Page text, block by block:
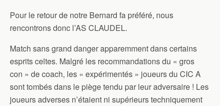
Pour le retour de notre Bernard fa préféré, nous
rencontrons donc l’AS CLAUDEL.
Match sans grand danger apparemment dans certains
esprits celtes. Malgré les recommandations du « gros
con » de coach, les « expérimentés » joueurs du CIC A
sont tombés dans le piège tendu par leur adversaire ! Les
joueurs adverses n’étaient ni supérieurs techniquement